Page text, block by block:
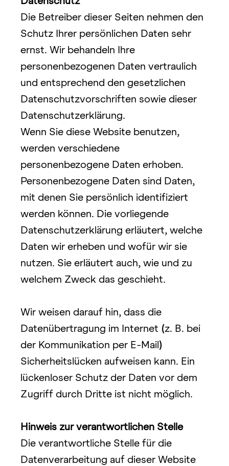
Die Betreiber dieser Seiten nehmen den
Schutz Ihrer persönlichen Daten sehr
ernst. Wir behandeln Ihre
personenbezogenen Daten vertraulich
und entsprechend den gesetzlichen
Datenschutzvorschriften sowie dieser
Datenschutzerklärung.
Wenn Sie diese Website benutzen,
werden verschiedene
personenbezogene Daten erhoben.
Personenbezogene Daten sind Daten,
mit denen Sie persönlich identifiziert
werden können. Die vorliegende
Datenschutzerklärung erläutert, welche
Daten wir erheben und wofür wir sie
nutzen. Sie erläutert auch, wie und zu
welchem Zweck das geschieht.
Wir weisen darauf hin, dass die
Datenübertragung im Internet (z. B. bei
der Kommunikation per E-Mail)
Sicherheitslücken aufweisen kann. Ein
lückenloser Schutz der Daten vor dem
Zugriff durch Dritte ist nicht möglich.
Hinweis zur verantwortlichen Stelle
Die verantwortliche Stelle für die
Datenverarbeitung auf dieser Website